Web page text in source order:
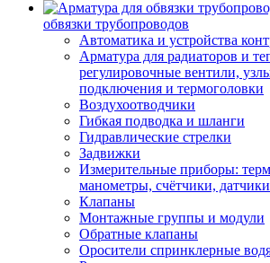
обвязки трубопроводов
Автоматика и устройства
Арматура для радиаторов и
регулировочные вентили,
подключения и термоголовки
Воздухоотводчики
Гибкая подводка и шланги
Гидравлические стрелки
Задвижки
Измерительные приборы:
манометры, счётчики, датчики
Клапаны
Монтажные группы и модули
Обратные клапаны
Оросители спринклерные